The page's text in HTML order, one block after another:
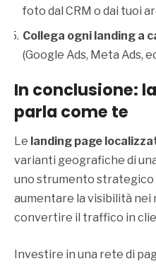
foto dal CRM o dai tuoi
Collega ogni landing a
(Google Ads, Meta Ads,
In conclusione:
parla come te
Le landing page
varianti geografiche di
uno strumento strategico
aumentare la visibilità nei
convertire il traffico in
Investire in una rete di